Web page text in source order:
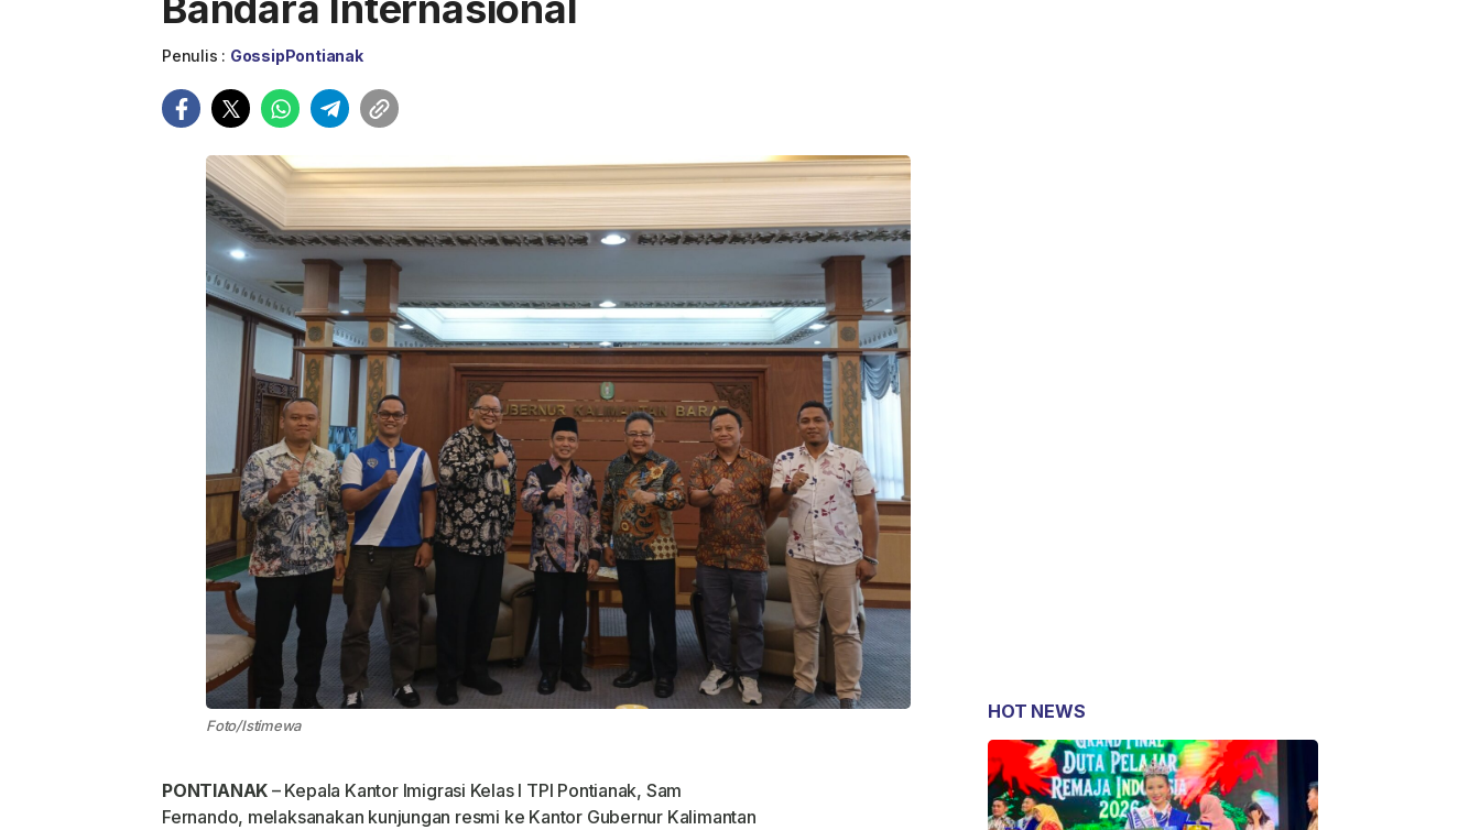
Penulis : GossipPontianak
Foto/Istimewa
PONTIANAK – Kepala Kantor Imigrasi Kelas I TPI Pontianak, Sam
Fernando, melaksanakan kunjungan resmi ke Kantor Gubernur Kalimantan
HOT NEWS